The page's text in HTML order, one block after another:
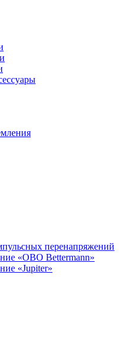
перенапряжений
«OBO Bettermann»
«Jupiter»